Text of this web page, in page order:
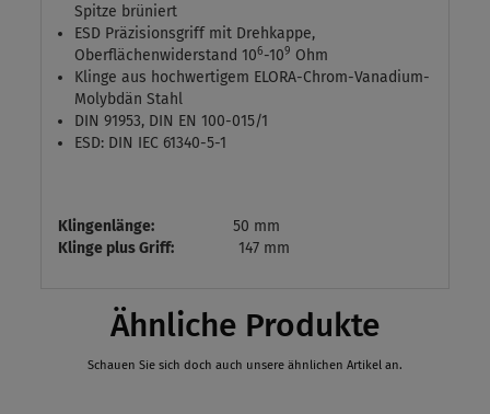
Spitze brüniert
ESD Präzisionsgriff mit Drehkappe,
Oberflächenwiderstand 106-109 Ohm
Klinge aus hochwertigem ELORA-Chrom-Vanadium-
Molybdän Stahl
DIN 91953, DIN EN 100-015/1
ESD: DIN IEC 61340-5-1
Klingenlänge:
50 mm
Klinge plus Griff:
147 mm
Ähnliche Produkte
Schauen Sie sich doch auch unsere ähnlichen Artikel an.